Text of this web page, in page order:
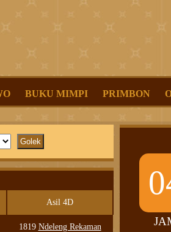
BUKU MIMPI PRIMBON
Asil 4D
1819 Ndeleng Rekaman